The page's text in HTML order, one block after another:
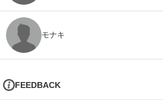
モナキ
FEEDBACK